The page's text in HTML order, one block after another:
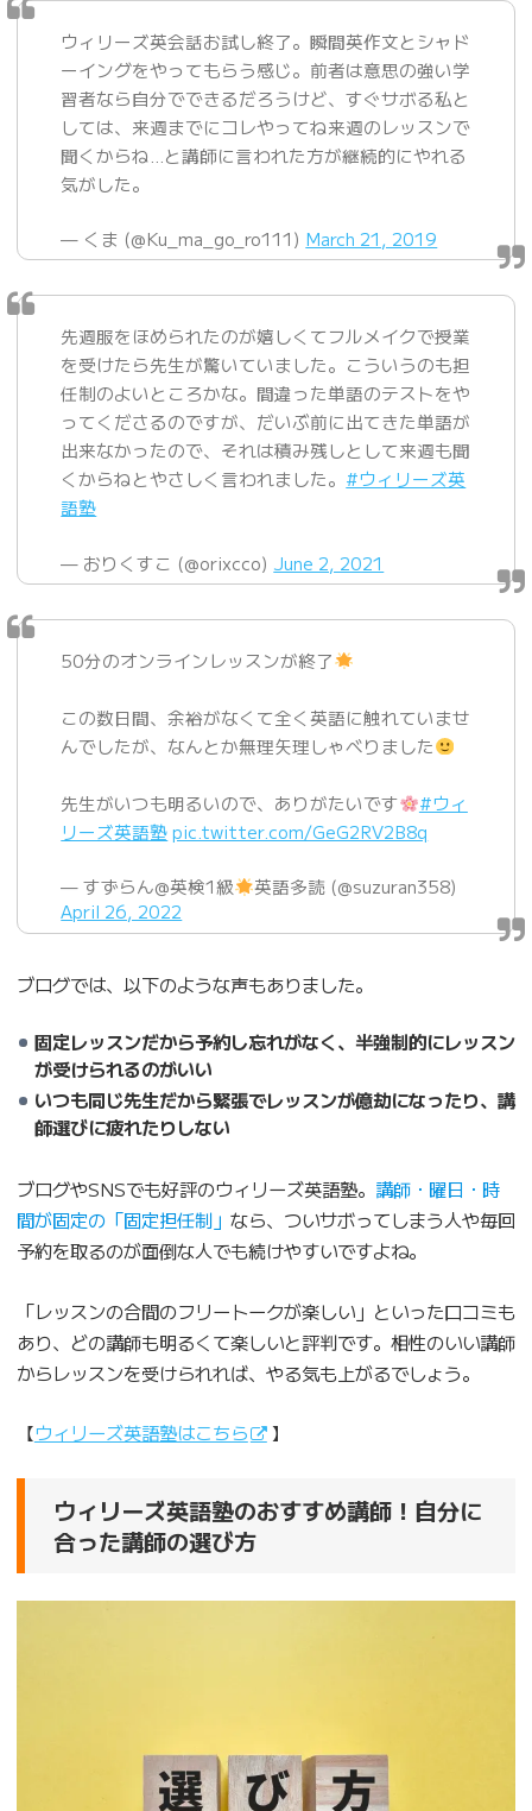
ウィリーズ英会話お試し終了。瞬間英作文とシャド
ーイングをやってもらう感じ。前者は意思の強い学
習者なら自分でできるだろうけど、すぐサボる私と
しては、来週までにコレやってね来週のレッスンで
聞くからね…と講師に言われた方が継続的にやれる
気がした。
— くま (@Ku_ma_go_ro111) March 21, 2019
先週服をほめられたのが嬉しくてフルメイクで授業
を受けたら先生が驚いていました。こういうのも担
任制のよいところかな。間違った単語のテストをや
ってくださるのですが、だいぶ前に出てきた単語が
出来なかったので、それは積み残しとして来週も聞
くからねとやさしく言われました。 #ウィリーズ英
語塾
— おりくすこ (@orixcco) June 2, 2021
50分のオンラインレッスンが終了
この数日間、余裕がなくて全く英語に触れていませ
んでしたが、なんとか無理矢理しゃべりました
先生がいつも明るいので、ありがたいです
#ウィ
リーズ英語塾 pic.twitter.com/GeG2RV2B8q
— すずらん@英検1級
英語多読 (@suzuran358)
April 26, 2022
ブログでは、以下のような声もありました。
固定レッスンだから予約し忘れがなく、半強制的にレッスン
が受けられるのがいい
いつも同じ先生だから緊張でレッスンが億劫になったり、講
師選びに疲れたりしない
ブログやSNSでも好評のウィリーズ英語塾。 講師・曜日・時
間が固定の「固定担任制」 なら、ついサボってしまう人や毎回
予約を取るのが面倒な人でも続けやすいですよね。
「レッスンの合間のフリートークが楽しい」といった口コミも
あり、どの講師も明るくて楽しいと評判です。相性のいい講師
からレッスンを受けられれば、やる気も上がるでしょう。
【ウィリーズ英語塾はこちら 】
ウィリーズ英語塾のおすすめ講師！自分に
合った講師の選び方